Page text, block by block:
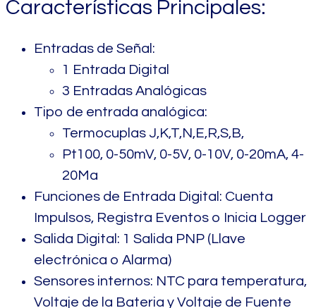
Características Principales:
Entradas de Señal:
1 Entrada Digital
3 Entradas Analógicas
Tipo de entrada analógica:
Termocuplas J,K,T,N,E,R,S,B,
Pt100, 0-50mV, 0-5V, 0-10V, 0-20mA, 4-
20Ma
Funciones de Entrada Digital: Cuenta
Impulsos, Registra Eventos o Inicia Logger
Salida Digital: 1 Salida PNP (Llave
electrónica o Alarma)
Sensores internos: NTC para temperatura,
Voltaje de la Bateria y Voltaje de Fuente